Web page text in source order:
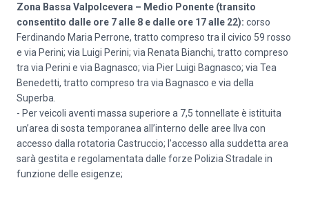
Zona Bassa Valpolcevera – Medio Ponente (transito
consentito dalle ore 7 alle 8 e dalle ore 17 alle 22): corso
Ferdinando Maria Perrone, tratto compreso tra il civico 59 rosso
e via Perini; via Luigi Perini; via Renata Bianchi, tratto compreso
tra via Perini e via Bagnasco; via Pier Luigi Bagnasco; via Tea
Benedetti, tratto compreso tra via Bagnasco e via della
Superba.
- Per veicoli aventi massa superiore a 7,5 tonnellate è istituita
un’area di sosta temporanea all’interno delle aree Ilva con
accesso dalla rotatoria Castruccio; l’accesso alla suddetta area
sarà gestita e regolamentata dalle forze Polizia Stradale in
funzione delle esigenze;